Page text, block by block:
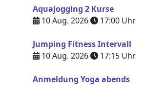
Aquajogging 2 Kurse
10 Aug. 2026
17:00 Uhr
Jumping Fitness Intervall
10 Aug. 2026
17:15 Uhr
Anmeldung Yoga abends